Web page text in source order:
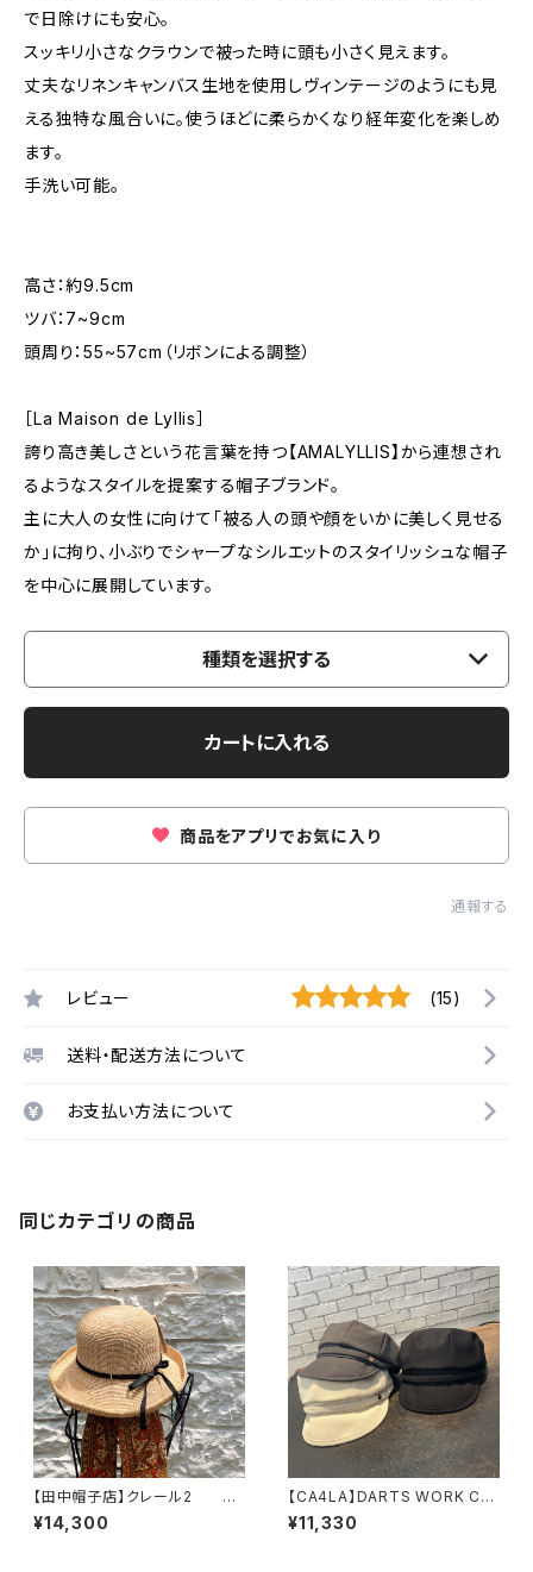
で日除けにも安心。
スッキリ小さなクラウンで被った時に頭も小さく見えます。
丈夫なリネンキャンバス生地を使用しヴィンテージのようにも見
える独特な風合いに。使うほどに柔らかくなり経年変化を楽しめ
ます。
手洗い可能。
高さ：約9.5cm
ツバ：7~9cm
頭周り：55~57cm（リボンによる調整）
［La Maison de Lyllis］
誇り高き美しさという花言葉を持つ【AMALYLLIS】から連想され
るようなスタイルを提案する帽子ブランド。
主に大人の女性に向けて「被る人の頭や顔をいかに美しく見せる
か」に拘り、小ぶりでシャープなシルエットのスタイリッシュな帽子
を中心に展開しています。
種類を選択する
カートに入れる
商品をアプリでお気に入り
通報する
レビュー (15)
送料・配送方法について
お支払い方法について
同じカテゴリの商品
【田中帽子店】クレール2
¥14,300
【CA4LA】DARTS WORK CA
S 8 キャスケット TA
M02814
¥11,330